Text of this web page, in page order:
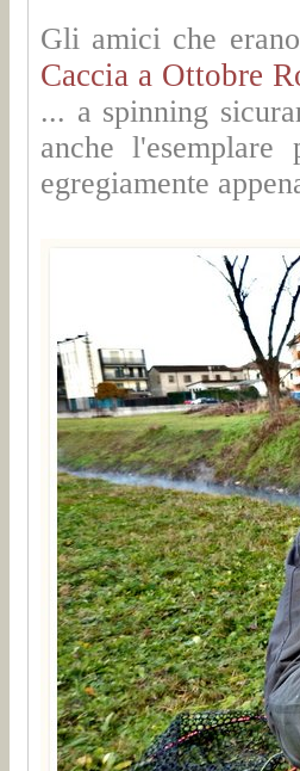
Gli amici che
Caccia a Ottobre
... a spinning
anche
egregiamente